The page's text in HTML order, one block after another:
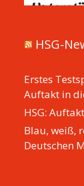
HSG-
Erstes
Auftakt in
HSG:
Blau, weiß,
Deutschen